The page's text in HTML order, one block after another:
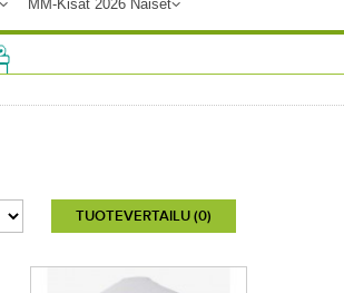
MM-Kisat 2026 Naiset
TUOTEVERTAILU (0)